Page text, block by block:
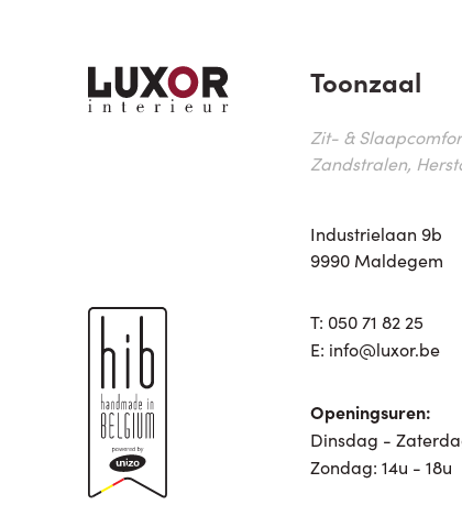
Toonzaal
Zit- &
Zandstralen,
Industrielaan 9b
9990 Maldegem
T: 050 71 82 25
E: info@luxor.be
Openingsuren:
Dinsdag -
Zondag: 14u - 18u